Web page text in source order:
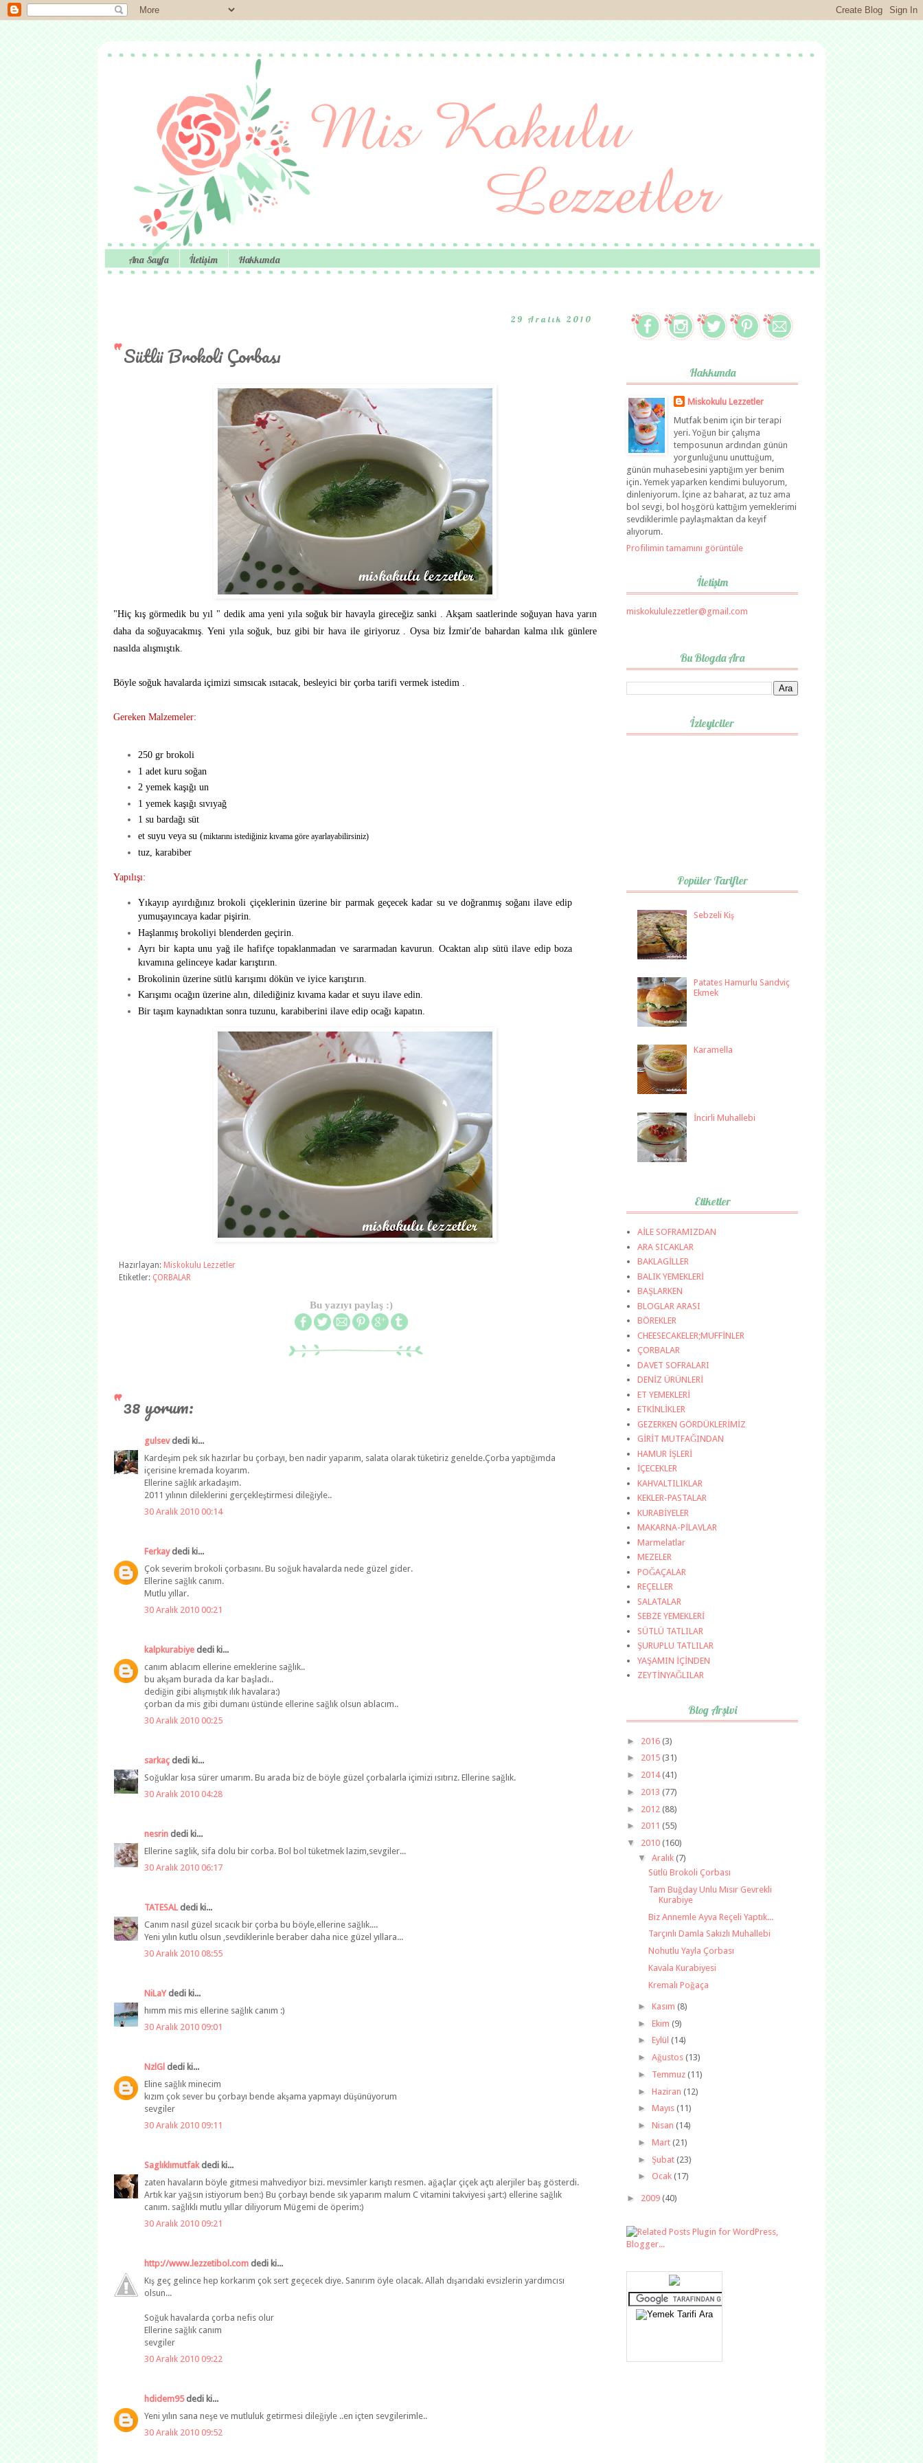
Ana Sayfa İletişim Hakkımda
29 Aralık 2010
Sütlü Brokoli Çorbası
"Hiç kış görmedik bu yıl " dedik ama yeni yıla soğuk bir havayla gireceğiz sanki . Akşam saatlerinde soğuyan hava yarın
daha da soğuyacakmış. Yeni yıla soğuk, buz gibi bir hava ile giriyoruz . Oysa biz İzmir'de bahardan kalma ılık günlere
nasılda alışmıştık.
Böyle soğuk havalarda içimizi sımsıcak ısıtacak, besleyici bir çorba tarifi vermek istedim .
Gereken Malzemeler:
250 gr brokoli
1 adet kuru soğan
2 yemek kaşığı un
1 yemek kaşığı sıvıyağ
1 su bardağı süt
et suyu veya su (miktarını istediğiniz kıvama göre ayarlayabilirsiniz)
tuz, karabiber
Yapılışı:
Yıkayıp ayırdığınız brokoli çiçeklerinin üzerine bir parmak geçecek kadar su ve doğranmış soğanı ilave edip
yumuşayıncaya kadar pişirin.
Haşlanmış brokoliyi blenderden geçirin.
Ayrı bir kapta unu yağ ile hafifçe topaklanmadan ve sararmadan kavurun. Ocaktan alıp sütü ilave edip boza
kıvamına gelinceye kadar karıştırın.
Brokolinin üzerine sütlü karışımı dökün ve iyice karıştırın.
Karışımı ocağın üzerine alın, dilediğiniz kıvama kadar et suyu ilave edin.
Bir taşım kaynadıktan sonra tuzunu, karabiberini ilave edip ocağı kapatın.
Hazırlayan: Miskokulu Lezzetler
Etiketler: ÇORBALAR
Bu yazıyı paylaş :)
38 yorum:
gulsevdedi ki...
Kardeşim pek sık hazırlar bu çorbayı, ben nadir yaparım, salata olarak tüketiriz genelde.Çorba yaptığımda
içerisine kremada koyarım.
Ellerine sağlık arkadaşım.
2011 yılının dileklerini gerçekleştirmesi dileğiyle..
30 Aralık 2010 00:14
Ferkaydedi ki...
Çok severim brokoli çorbasını. Bu soğuk havalarda nede güzel gider.
Ellerine sağlık canım.
Mutlu yıllar.
30 Aralık 2010 00:21
kalpkurabiye dedi ki...
canım ablacım ellerine emeklerine sağlık..
bu akşam burada da kar başladı..
dediğin gibi alışmıştık ılık havalara:)
çorban da mis gibi dumanı üstünde ellerine sağlık olsun ablacım..
30 Aralık 2010 00:25
sarkaç dedi ki...
Soğuklar kısa sürer umarım. Bu arada biz de böyle güzel çorbalarla içimizi ısıtırız. Ellerine sağlık.
30 Aralık 2010 04:28
nesrin dedi ki...
Ellerine saglik, sifa dolu bir corba. Bol bol tüketmek lazim,sevgiler...
30 Aralık 2010 06:17
TATESALdedi ki...
Canım nasıl güzel sıcacık bir çorba bu böyle,ellerine sağlık....
Yeni yılın kutlu olsun ,sevdiklerinle beraber daha nice güzel yıllara...
30 Aralık 2010 08:55
NiLaYdedi ki...
hımm mis mis ellerine sağlık canım :)
30 Aralık 2010 09:01
NzlGl dedi ki...
Eline sağlık minecim
kızım çok sever bu çorbayı bende akşama yapmayı düşünüyorum
sevgiler
30 Aralık 2010 09:11
Saglıklımutfakdedi ki...
zaten havaların böyle gitmesi mahvediyor bizi. mevsimler karıştı resmen. ağaçlar çiçek açtı alerjiler baş gösterdi.
Artık kar yağsın istiyorum ben:) Bu çorbayı bende sık yaparım malum C vitamini takviyesi şart:) ellerine sağlık
canım. sağlıklı mutlu yıllar diliyorum Mügemi de öperim:)
30 Aralık 2010 09:21
http://www.lezzetibol.com dedi ki...
Kış geç gelince hep korkarım çok sert geçecek diye. Sanırım öyle olacak. Allah dışarıdaki evsizlerin yardımcısı
olsun...
Soğuk havalarda çorba nefis olur
Ellerine sağlık canım
sevgiler
30 Aralık 2010 09:22
hdidem95dedi ki...
Yeni yılın sana neşe ve mutluluk getirmesi dileğiyle ..en içten sevgilerimle..
30 Aralık 2010 09:52
Hakkımda
Miskokulu Lezzetler
Mutfak benim için bir terapi
yeri. Yoğun bir çalışma
temposunun ardından günün
yorgunluğunu unuttuğum,
günün muhasebesini yaptığım yer benim
için. Yemek yaparken kendimi buluyorum,
dinleniyorum. İçine az baharat, az tuz ama
bol sevgi, bol hoşgörü kattığım yemeklerimi
sevdiklerimle paylaşmaktan da keyif
alıyorum.
Profilimin tamamını görüntüle
İletişim
miskokululezzetler@gmail.com
Bu Blogda Ara
İzleyiciler
Popüler Tarifler
Sebzeli Kiş
Patates Hamurlu Sandviç
Ekmek
Karamella
İncirli Muhallebi
Etiketler
AİLE SOFRAMIZDAN
ARA SICAKLAR
BAKLAGİLLER
BALIK YEMEKLERİ
BAŞLARKEN
BLOGLAR ARASI
BÖREKLER
CHEESECAKELER;MUFFİNLER
ÇORBALAR
DAVET SOFRALARI
DENİZ ÜRÜNLERİ
ET YEMEKLERİ
ETKİNLİKLER
GEZERKEN GÖRDÜKLERİMİZ
GİRİT MUTFAĞINDAN
HAMUR İŞLERİ
İÇECEKLER
KAHVALTILIKLAR
KEKLER-PASTALAR
KURABİYELER
MAKARNA-PİLAVLAR
Marmelatlar
MEZELER
POĞAÇALAR
REÇELLER
SALATALAR
SEBZE YEMEKLERİ
SÜTLÜ TATLILAR
ŞURUPLU TATLILAR
YAŞAMIN İÇİNDEN
ZEYTİNYAĞLILAR
Blog Arşivi
► 2016 (3)
► 2015 (31)
► 2014(41)
► 2013 (77)
► 2012 (88)
► 2011 (55)
▼ 2010 (160)
▼ Aralık (7)
Sütlü Brokoli Çorbası
Tam Buğday Unlu Mısır Gevrekli
Kurabiye
Biz Annemle Ayva Reçeli Yaptık...
Tarçınlı Damla Sakızlı Muhallebi
Nohutlu Yayla Çorbası
Kavala Kurabiyesi
Kremalı Poğaça
► Kasım (8)
► Ekim (9)
► Eylül (14)
► Ağustos (13)
► Temmuz (11)
► Haziran (12)
► Mayıs (11)
► Nisan (14)
► Mart (21)
► Şubat (23)
► Ocak (17)
► 2009 (40)